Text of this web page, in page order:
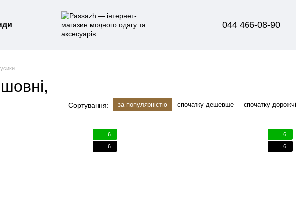
044 466-08-90
Сортування: за популярністю спочатку дешевше спочатку дорожчі
6
6
6
6